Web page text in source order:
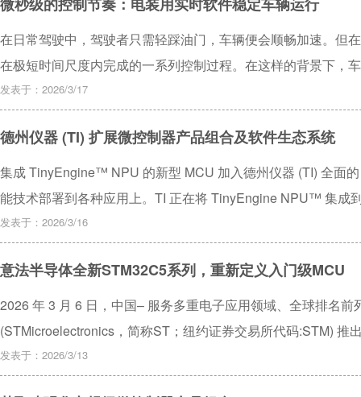
在日常驾驶中，驾驶者只需轻踩油门，车辆便会顺畅加速。但
在极短时间尺度内完成的一系列控制过程。在这样的背景下，
与2000年前后的水平相比，如今车载ECU在计算能力和存储容
发表于：2026/3/17
德州仪器 (TI) 扩展微控制器产品组合及软件生态系统
集成 TinyEngine™ NPU 的新型 MCU 加入德州仪器 (TI) 全面
能技术部署到各种应用上。TI 正在将 TinyEngine NPU™ 集成
及高性能实时 MCU。
发表于：2026/3/16
意法半导体全新STM32C5系列，重新定义入门级MCU
2026 年 3 月 6 日，中国– 服务多重电子应用领域、全球排名前
(STMicroelectronics，简称ST；纽约证券交易所代码:STM) 推
发表于：2026/3/13